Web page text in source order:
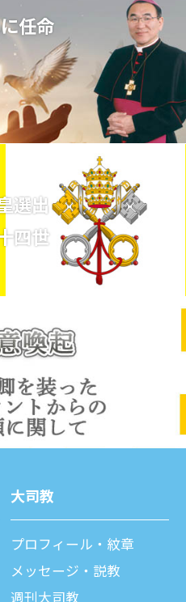
任命
選出
四世
⼤司教
プロフィール・紋章
メッセージ・説教
週刊⼤司教